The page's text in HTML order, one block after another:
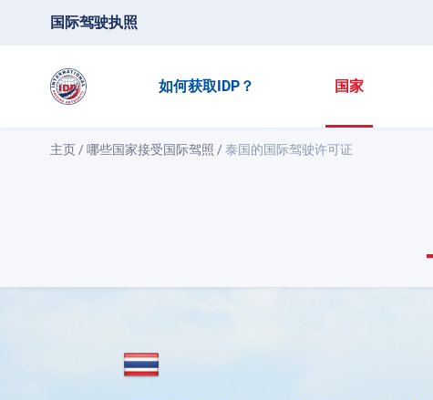
国际驾驶执照
如何获取IDP？ 国家
主页 /哪些国家接受国际驾照 /泰国的国际驾驶许可证